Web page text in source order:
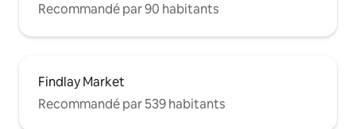
Recommandé par 90 habitants
Findlay Market
Recommandé par 539 habitants